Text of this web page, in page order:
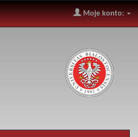
Moje konto: